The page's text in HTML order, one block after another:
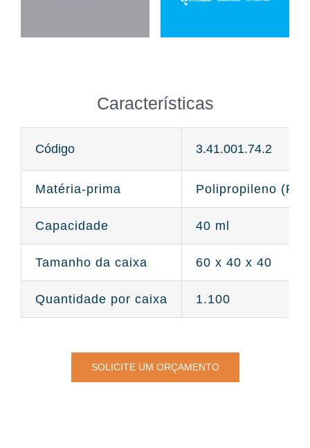
Características
Código 3.41.001.74.2
Matéria-prima Polipropileno (PP)
Capacidade 40 ml
Tamanho da caixa 60 x 40 x 40
Quantidade por caixa 1.100
SOLICITE UM ORÇAMENTO